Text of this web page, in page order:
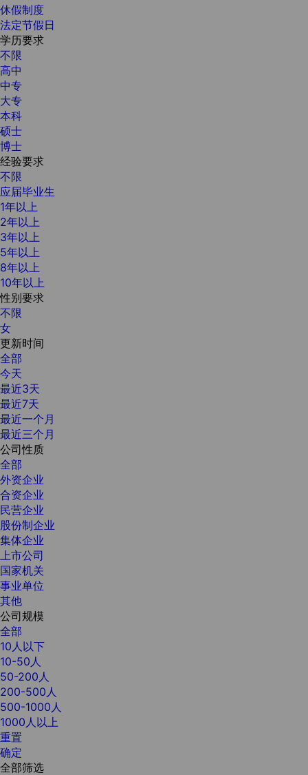
休假制度
法定节假日
学历要求
不限
高中
中专
大专
本科
硕士
博士
经验要求
不限
应届毕业生
1年以上
2年以上
3年以上
5年以上
8年以上
10年以上
性别要求
不限
女
更新时间
全部
今天
最近3天
最近7天
最近一个月
最近三个月
公司性质
全部
外资企业
合资企业
民营企业
股份制企业
集体企业
上市公司
国家机关
事业单位
其他
公司规模
全部
10人以下
10-50人
50-200人
200-500人
500-1000人
1000人以上
重置
确定
全部筛选